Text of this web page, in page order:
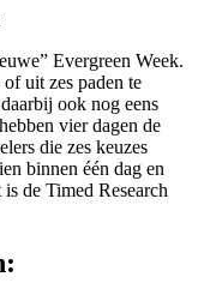
Evergreen Week.
uit zes paden te
ook nog eens
vier dagen de
die zes keuzes
binnen één dag en
de Timed Research